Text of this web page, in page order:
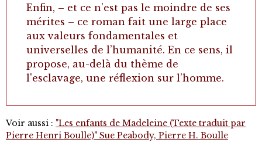
Enfin, – et ce n’est pas le moindre de ses
mérites – ce roman fait une large place
aux valeurs fondamentales et
universelles de l’humanité. En ce sens, il
propose, au-delà du thème de
l'esclavage, une réflexion sur l’homme.
Voir aussi : "Les enfants de Madeleine (Texte traduit par
Pierre Henri Boulle)" Sue Peabody, Pierre H. Boulle